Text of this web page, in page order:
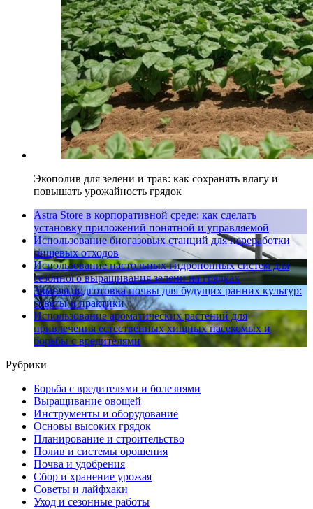
Экополив для зелени и трав: как сохранять влагу и
повышать урожайность грядок
Astra Store в корпоративной среде: как сделать
установку приложений понятной и управляемой
Использование биогазовых станций для переработки
пищевых отходов
Использование настольных гидропонных систем для
сезонного выращивания зелени на грядках
Зимняя подготовка почвы для будущих ранних культур:
советы и практики
Использование ароматических растений для
привлечения естественных хищных насекомых и
борьбы с вредителями
Рубрики
Борьба с вредителями и болезнями
Выращивание овощей
Инструменты и оборудование
Основы высоких грядок
Планирование и строительство
Полив и системы орошения
Почва и удобрения
Сбор и хранение урожая
Советы и лайфхаки
Уход и сезонные работы